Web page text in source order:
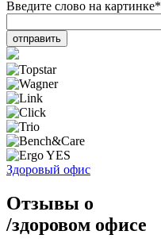
Введите слово на картинке*
Здоровый офис
Отзывы о
/здоровом офисе